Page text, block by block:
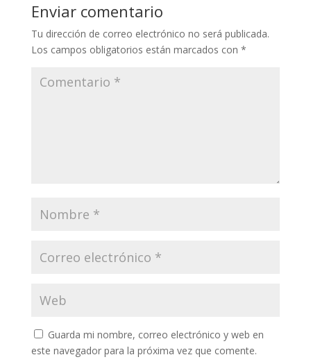
Enviar comentario
Tu dirección de correo electrónico no será publicada.
Los campos obligatorios están marcados con *
Guarda mi nombre, correo electrónico y web en
este navegador para la próxima vez que comente.